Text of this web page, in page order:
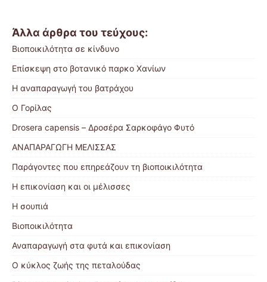
Άλλα άρθρα του τεύχους:
Βιοποικιλότητα σε κίνδυνο
Επίσκεψη στο βοτανικό παρκο Χανίων
Η αναπαραγωγή του βατράχου
Ο Γορίλας
Drosera capensis – Δροσέρα Σαρκοφάγο Φυτό
ΑΝΑΠΑΡΑΓΩΓΗ ΜΕΛΙΣΣΑΣ
Παράγοντες που επηρεάζουν τη βιοποικιλότητα
Η επικονίαση και οι μέλισσες
Η σουπιά
Βιοποικιλότητα
Αναπαραγωγή στα φυτά και επικονίαση
Ο κύκλος ζωής της πεταλούδας